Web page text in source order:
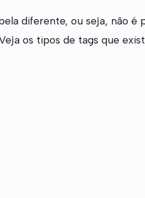
diferente, ou seja, não é
os tipos de tags que